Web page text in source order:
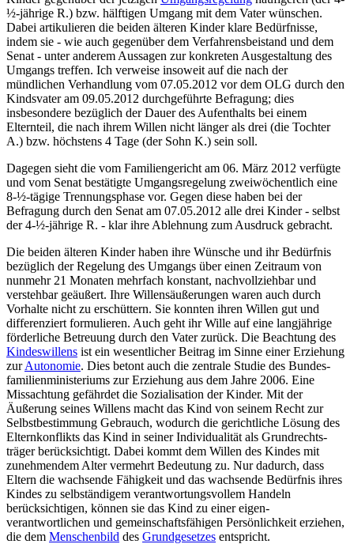
½-jährige R.) bzw. hälftigen Umgang mit dem Vater wünschen.
Dabei artikulieren die beiden älteren Kinder klare Bedürfnisse,
indem sie - wie auch gegenüber dem Verfahrens­beistand und dem
Senat - unter anderem Aussagen zur konkreten Ausgestaltung des
Umgangs treffen. Ich verweise insoweit auf die nach der
mündlichen Verhandlung vom 07.05.2012 vor dem OLG durch den
Kindsvater am 09.05.2012 durchgeführte Befragung; dies
insbesondere bezüglich der Dauer des Aufenthalts bei einem
Elternteil, die nach ihrem Willen nicht länger als drei (die Tochter
A.) bzw. höchstens 4 Tage (der Sohn K.) sein soll.
Dagegen sieht die vom Familiengericht am 06. März 2012 verfügte
und vom Senat bestätigte Umgangs­regelung zweiwöchentlich eine
8-½-tägige Trennungs­phase vor. Gegen diese haben bei der
Befragung durch den Senat am 07.05.2012 alle drei Kinder - selbst
der 4-½-jährige R. - klar ihre Ablehnung zum Ausdruck gebracht.
Die beiden älteren Kinder haben ihre Wünsche und ihr Bedürfnis
bezüglich der Regelung des Umgangs über einen Zeitraum von
nunmehr 21 Monaten mehrfach konstant, nachvollziehbar und
verstehbar geäußert. Ihre Willens­äußerungen waren auch durch
Vorhalte nicht zu erschüttern. Sie konnten ihren Willen gut und
differenziert formulieren. Auch geht ihr Wille auf eine langjährige
förderliche Betreuung durch den Vater zurück. Die Beachtung des
Kindeswillens ist ein wesentlicher Beitrag im Sinne einer Erziehung
zurAutonomie. Dies betont auch die zentrale Studie des Bundes­
familien­ministeriums zur Erziehung aus dem Jahre 2006. Eine
Missachtung gefährdet die Sozialisation der Kinder. Mit der
Äußerung seines Willens macht das Kind von seinem Recht zur
Selbstbestimmung Gebrauch, wodurch die gerichtliche Lösung des
Eltern­konflikts das Kind in seiner Individualität als Grundrechts­
träger berücksichtigt. Dabei kommt dem Willen des Kindes mit
zunehmendem Alter vermehrt Bedeutung zu. Nur dadurch, dass
Eltern die wachsende Fähigkeit und das wachsende Bedürfnis ihres
Kindes zu selbständigem verantwortungs­vollem Handeln
berücksichtigen, können sie das Kind zu einer eigen­
verantwortlichen und gemein­schafts­fähigen Persönlichkeit erziehen,
die dem Menschenbild des Grundgesetzes entspricht.